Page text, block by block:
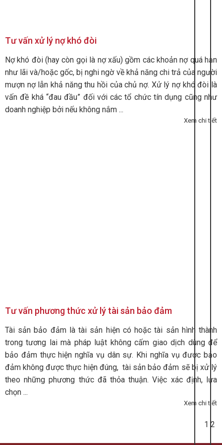
Tư vấn xử lý nợ khó đòi
Nợ khó đòi (hay còn gọi là nợ xấu) gồm các khoản nợ quá hạn
như lãi và/hoặc gốc, bị nghi ngờ về khả năng chi trả của người
mượn nợ lẫn khả năng thu hồi của chủ nợ. Xử lý nợ khó đòi là
vấn đề khá “đau đầu” đối với các tổ chức tín dụng cũng như
doanh nghiệp bởi nếu không nắm ...
Xem chi tiết
Tư vấn phương thức xử lý tài sản bảo đảm
Tài sản bảo đảm là tài sản hiện có hoặc tài sản hình thành
trong tương lai mà pháp luật không cấm giao dịch dùng để
bảo đảm thực hiện nghĩa vụ dân sự. Khi nghĩa vụ được bảo
đảm không được thực hiện đúng, tài sản bảo đảm sẽ bị xử lý
theo những phương thức đã thỏa thuận. Việc xác định, lựa
chọn ...
Xem chi tiết
1 2